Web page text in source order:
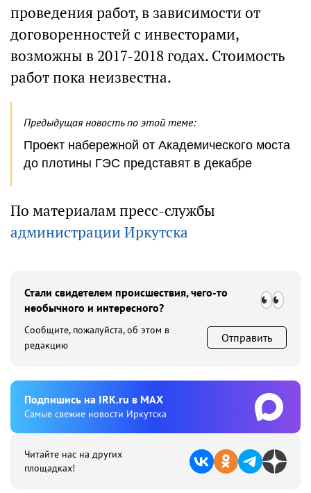
проведения работ, в зависимости от
договоренностей с инвесторами,
возможны в 2017-2018 годах. Стоимость
работ пока неизвестна.
Предыдущая новость по этой теме:
Проект набережной от Академического моста
до плотины ГЭС представят в декабре
По материалам пресс-службы
администрации Иркутска
Стали свидетелем происшествия, чего-то
необычного и интересного?
Сообщите, пожалуйста, об этом в
редакцию
Отправить
Подпишиcь на IRK.ru в MAX
Cамые свежие новости Иркутска
Читайте нас на других
площадках!